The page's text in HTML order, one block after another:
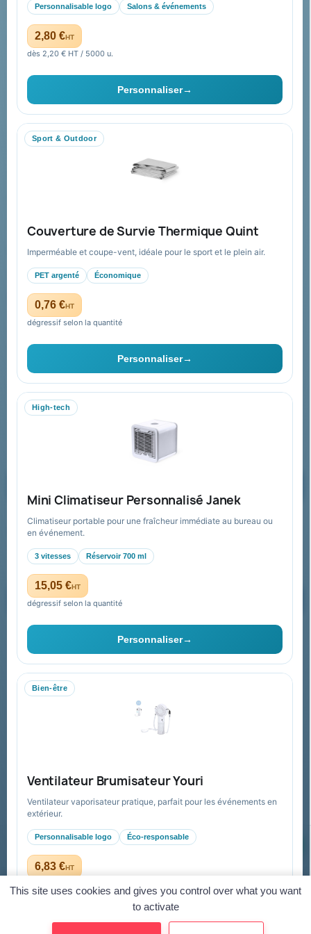
Personnalisable logo Salons & événements
2,80 €HT
dès 2,20 € HT / 5000 u.
Personnaliser→
Sport & Outdoor
Couverture de Survie Thermique Quint
Imperméable et coupe-vent, idéale pour le sport et le plein air.
PET argenté Économique
0,76 €HT
dégressif selon la quantité
Personnaliser→
High-tech
Mini Climatiseur Personnalisé Janek
Climatiseur portable pour une fraîcheur immédiate au bureau ou
en événement.
3 vitesses Réservoir 700 ml
15,05 €HT
dégressif selon la quantité
Personnaliser→
Bien-être
Ventilateur Brumisateur Youri
Ventilateur vaporisateur pratique, parfait pour les événements en
extérieur.
Personnalisable logo Éco-responsable
6,83 €HT
Personnaliser→
Catalogue goodies
Cadeaux de fin d’année
Ils nous ont fait confiance
Livraison
Nous contacter
FAQ sur Promenoch Goodies Pub France
Conditions de retour
Paiement sécurisé
Plan du site
Contact & devis
06 09 53 17 41
WhatsApp
equipe@promenoch-goodies.com
Recevez nos offres spéciales
Vous pouvez vous désinscrire à tout moment. Vous trouverez pour
cela nos informations de contact dans les conditions d'utilisation du
site.
Collectivités & administrations
Devis, mandat administratif et facturation Chorus Pro
© 2026 Goodies Pub France — Tous droits réservés
Mentions légales
Virement Mandat administratif Visa Mastercard
This site uses cookies and gives you control over what you want
to activate